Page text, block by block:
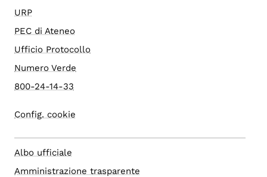
URP
PEC di Ateneo
Ufficio Protocollo
Numero Verde
800-24-14-33
Config. cookie
Albo ufficiale
Amministrazione trasparente